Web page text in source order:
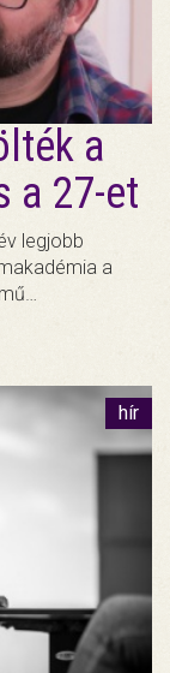
a
a 27-et
legjobb
a
hír